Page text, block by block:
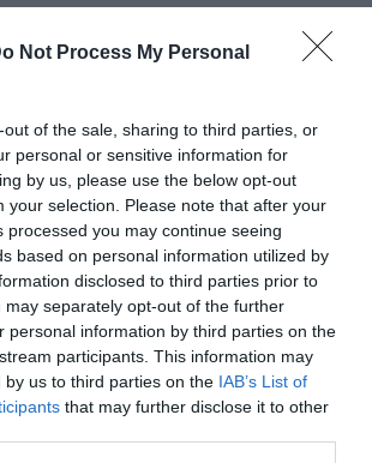
Not Process My Personal
out of the sale, sharing to third parties, or
personal or sensitive information for
by us, please use the below opt-out
your selection. Please note that after your
processed you may continue seeing
based on personal information utilized by
disclosed to third parties prior to
may separately opt-out of the further
personal information by third parties on the
participants. This information may
by us to third parties on the IAB’s List of
that may further disclose it to other
és a kognitív funkciókat.
védelmét és az időskori
megelőzését.
a bőr rugalmasságának
a ráncok csökkentéséhez.
Twitter Pinterest
,tipp,ősz,tél,vitamin,
,ellenállás